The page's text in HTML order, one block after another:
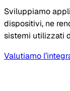
Sviluppiamo
dispositivi, ne
sistemi utilizzati
Valutiamo